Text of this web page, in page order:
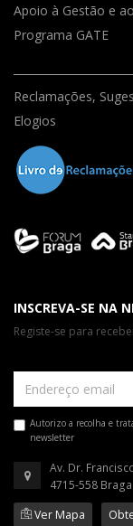
Apoio à Gestão e ao
Programa GATE
Reclamações,
Elogios
INSCREVA-SE NA
Registe-se para
Autorizo a recolha e
newsletter
Av. Dr.
4715-558
Ver Mapa